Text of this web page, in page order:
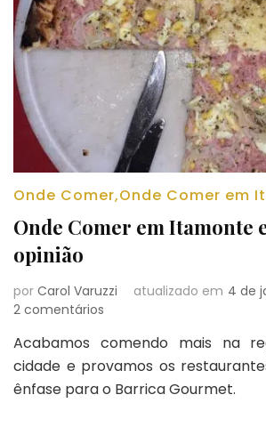
Onde Comer,Onde Comer em
Onde Comer em Itamonte
opinião
por Carol Varuzzi atualizado em 4 de
2 comentários
Comer
em
Itamonte
Acabamos comendo mais na
cidade e provamos os
ênfase para o Barrica Gourmet.